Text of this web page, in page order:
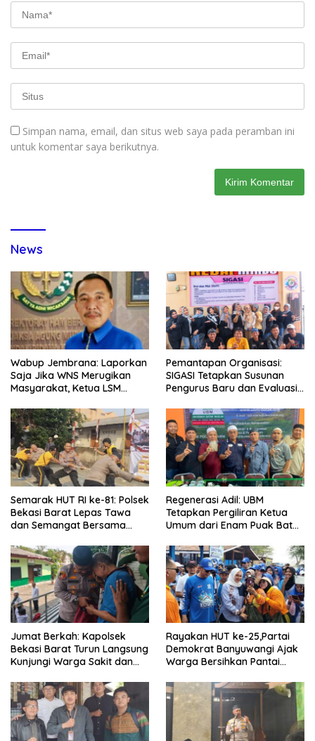
Simpan nama, email, dan situs web saya pada peramban ini
untuk komentar saya berikutnya.
News
Wabup Jembrana: Laporkan
Saja Jika WNS Merugikan
Masyarakat, Ketua LSM
Tindak Tegas Oknum
Anggota Kelompok Ahli
Pemkab
Pemantapan Organisasi:
SIGASI Tetapkan Susunan
Pengurus Baru dan Evaluasi
Semarak HUT RI ke-81: Polsek
Bekasi Barat Lepas Tawa
dan Semangat Bersama
Regenerasi Adil: UBM
Tetapkan Pergiliran Ketua
Umum dari Enam Puak Batak
Jumat Berkah: Kapolsek
Bekasi Barat Turun Langsung
Kunjungi Warga Sakit dan
Rayakan HUT ke-25,Partai
Demokrat Banyuwangi Ajak
Warga Bersihkan Pantai